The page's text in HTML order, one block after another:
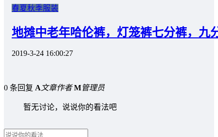
春夏秋季服装
地摊中老年哈伦裤，灯笼裤七分裤，九
2019-3-24 16:00:27
0 条回复 A文章作者 M管理员
暂无讨论，说说你的看法吧